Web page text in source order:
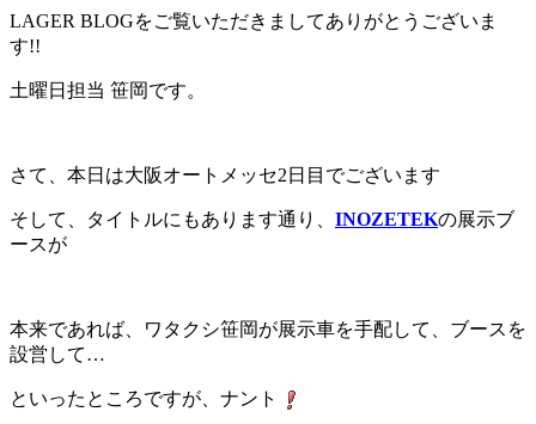
LAGER BLOGをご覧いただきましてありがとうございま
す!!
土曜日担当 笹岡です。
さて、本日は大阪オートメッセ2日目でございます
そして、タイトルにもあります通り、 INOZETEKの展示ブ
ースが
本来であれば、ワタクシ笹岡が展示車を手配して、ブースを
設営して…
といったところですが、ナント